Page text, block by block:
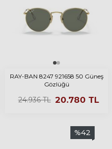
RAY-BAN 8247 921658 50 Güneş
Gözlüğü
24.936TL 20.780 TL
%42